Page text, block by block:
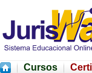
Cursos